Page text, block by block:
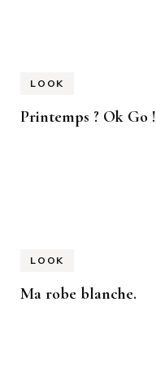
LOOK
Printemps ? Ok Go !
LOOK
Ma robe blanche.